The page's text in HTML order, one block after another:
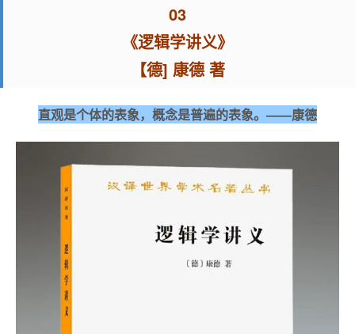
03
《逻辑学讲义》
【德] 康德 著
直观是个体的表象，概念是普遍的表象。——康德